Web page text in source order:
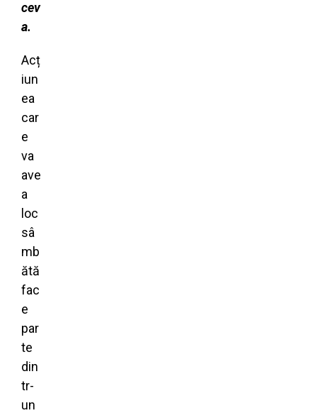
cev
a.
Acț
iun
ea
car
e
va
ave
a
loc
sâ
mb
ătă
fac
e
par
te
din
tr-
un